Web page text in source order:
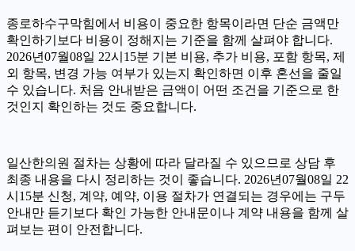
종로하수구막힘에서 비용이 중요한 항목이라면 단순 금액만
확인하기보다 비용이 정해지는 기준을 함께 살펴야 합니다.
2026년07월08일 22시15분 기본 비용, 추가 비용, 포함 항목, 제
외 항목, 변경 가능 여부가 있는지 확인하면 이후 혼선을 줄일
수 있습니다. 처음 안내받은 금액이 어떤 조건을 기준으로 한
것인지 확인하는 것도 중요합니다.
일산한의원 절차는 상황에 따라 달라질 수 있으므로 상담 후
최종 내용을 다시 정리하는 것이 좋습니다. 2026년07월08일 22
시15분 신청, 계약, 예약, 이용 절차가 연결되는 경우에는 구두
안내만 듣기보다 확인 가능한 안내문이나 계약 내용을 함께 살
펴보는 편이 안전합니다.